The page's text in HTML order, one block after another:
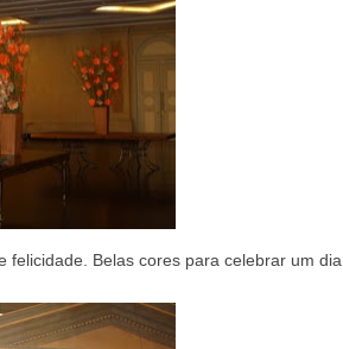
felicidade. Belas cores para celebrar um dia